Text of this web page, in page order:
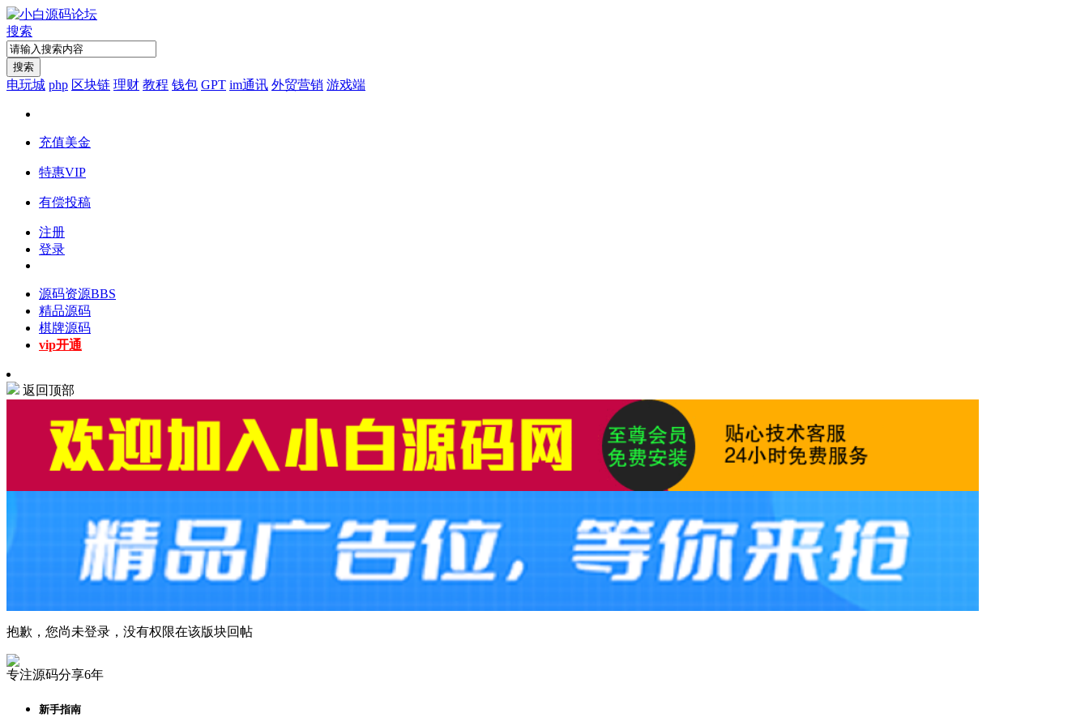
搜索
搜索
电玩城 php 区块链 理财 教程 钱包 GPT im通讯 外贸营销 游戏端
充值美金
特惠VIP
有偿投稿
注册
登录
源码资源BBS
精品源码
棋牌源码
vip开通
返回顶部
抱歉，您尚未登录，没有权限在该版块回帖
专注源码分享6年
新手指南